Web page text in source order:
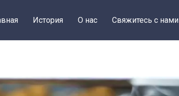
История О нас Свяжитесь с нами